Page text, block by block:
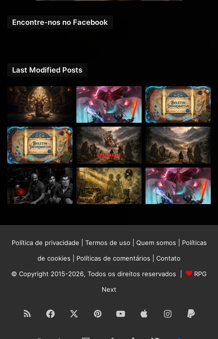
Encontre-nos no Facebook
Last Modified Posts
Política de privacidade Termos de uso Quem somos
Políticas
de cookies
Políticas de comentários
Contato
© Copyright 2015-2026, Todos os direitos reservados |
RPG
Next
RSS Facebook PinterestYouTubeAppleInstagram